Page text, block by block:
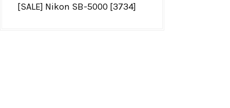
[SALE] Nikon SB-5000 [3734]